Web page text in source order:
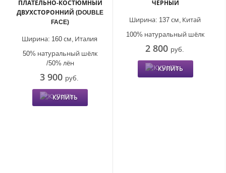
ПЛАТЕЛЬНО-КОСТЮМНЫЙ
ДВУХСТОРОННИЙ (DOUBLE
FACE)
Италия
Ширина: 160 см,
50% натуральный шёлк
/50% лён
3 900 руб.
КУПИТЬ
ЧЕРНЫЙ
Китай
Ширина: 137 см,
100% натуральный шёлк
2 800 руб.
КУПИТЬ